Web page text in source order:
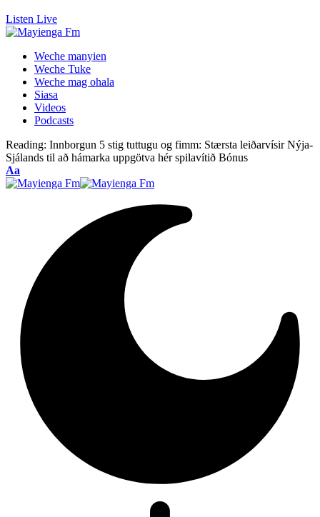
Listen Live
Weche manyien
Weche Tuke
Weche mag ohala
Siasa
Videos
Podcasts
Reading: Innborgun 5 stig tuttugu og fimm: Stærsta leiðarvísir Nýja-
Sjálands til að hámarka uppgötva hér spilavítið Bónus
Font
Resizer
Aa